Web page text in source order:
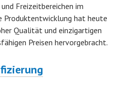
Freizeitbereichen im
Produktentwicklung hat heute
Qualität und einzigartigen
Preisen hervorgebracht.